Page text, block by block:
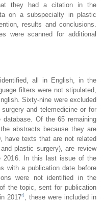
they had a citation in the
on a subspecialty in plastic
results and conclusions.
were scanned for additional
all in English, in the
filters were not stipulated,
Sixty-nine were excluded
and telemedicine or for
Of the 65 remaining
abstracts because they are
have texts that are not related
plastic surgery), are review
2016. In this last issue of the
with a publication date before
were not identified in the
the topic, sent for publication
20174, these were included in